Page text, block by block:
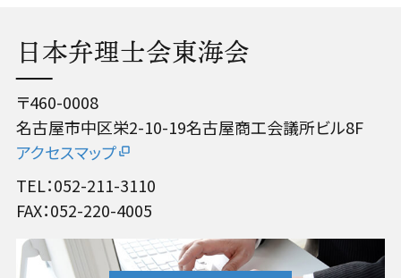
日本弁理士会東海会
〒460-0008
名古屋市中区栄2-10-19名古屋商工会議所ビル8F
アクセスマップ
TEL：052-211-3110
FAX：052-220-4005